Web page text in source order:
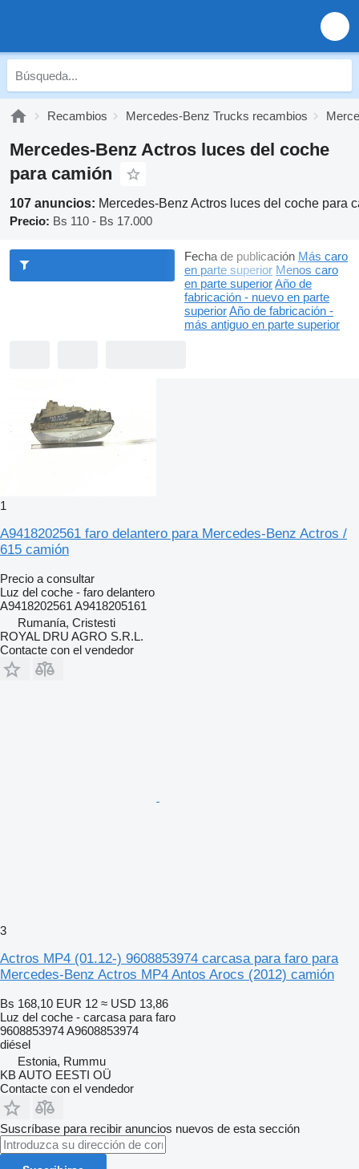
Recambios Mercedes-Benz Trucks recambios
Mercedes-Benz Actros luces del coche
para camión
107 anuncios: Mercedes-Benz Actros luces del coche para
Precio: Bs 110 - Bs 17.000
Fecha de publicación Más caro
en parte superior Menos caro
en parte superiorAño de
fabricación - nuevo en parte
superiorAño de fabricación -
más antiguo en parte superior
1
A9418202561 faro delantero para Mercedes-Benz Actros /
615 camión
Precio a consultar
Luz del coche - faro delantero
A9418202561 A9418205161
Rumanía, Cristesti
ROYAL DRU AGRO S.R.L.
Contacte con el vendedor
3
Actros MP4 (01.12-) 9608853974 carcasa para faro para
Mercedes-Benz Actros MP4 Antos Arocs (2012) camión
Bs 168,10 EUR 12 ≈ USD 13,86
Luz del coche - carcasa para faro
9608853974 A9608853974
diésel
Estonia, Rummu
KB AUTO EESTI OÜ
Contacte con el vendedor
Suscríbase para recibir anuncios nuevos de esta sección